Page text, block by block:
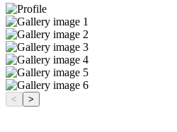
< >